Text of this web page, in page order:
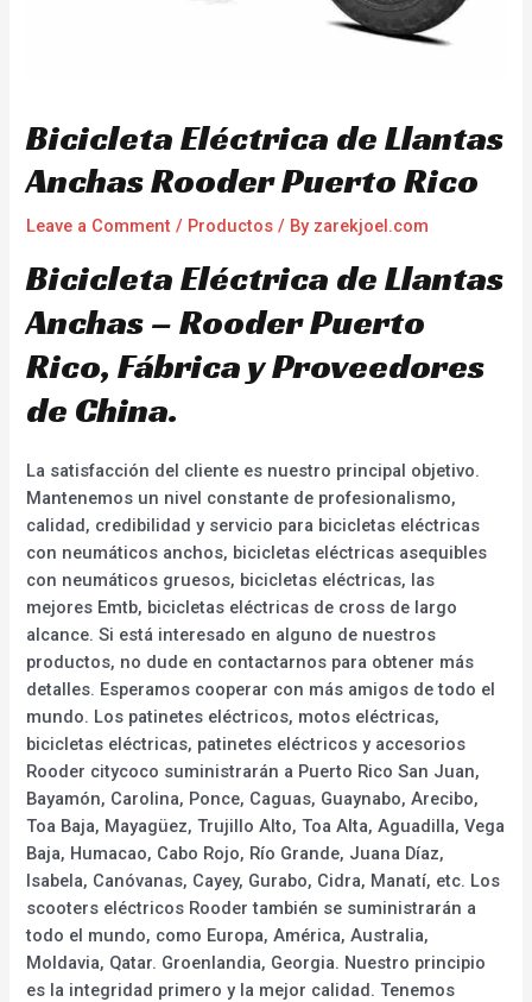
Bicicleta Eléctrica de Llantas
Anchas Rooder Puerto Rico
Leave a Comment / Productos / By zarekjoel.com
Bicicleta Eléctrica de Llantas
Anchas – Rooder Puerto
Rico, Fábrica y Proveedores
de China.
La satisfacción del cliente es nuestro principal objetivo.
Mantenemos un nivel constante de profesionalismo,
calidad, credibilidad y servicio para bicicletas eléctricas
con neumáticos anchos, bicicletas eléctricas asequibles
con neumáticos gruesos, bicicletas eléctricas, las
mejores Emtb, bicicletas eléctricas de cross de largo
alcance. Si está interesado en alguno de nuestros
productos, no dude en contactarnos para obtener más
detalles. Esperamos cooperar con más amigos de todo el
mundo. Los patinetes eléctricos, motos eléctricas,
bicicletas eléctricas, patinetes eléctricos y accesorios
Rooder citycoco suministrarán a Puerto Rico San Juan,
Bayamón, Carolina, Ponce, Caguas, Guaynabo, Arecibo,
Toa Baja, Mayagüez, Trujillo Alto, Toa Alta, Aguadilla, Vega
Baja, Humacao, Cabo Rojo, Río Grande, Juana Díaz,
Isabela, Canóvanas, Cayey, Gurabo, Cidra, Manatí, etc. Los
scooters eléctricos Rooder también se suministrarán a
todo el mundo, como Europa, América, Australia,
Moldavia, Qatar. Groenlandia, Georgia. Nuestro principio
es la integridad primero y la mejor calidad. Tenemos